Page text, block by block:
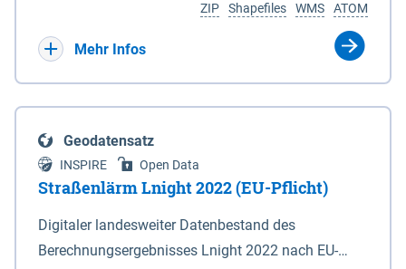
(DTK) im Maßstab 1 : 100 000 (Anlage 2), 2.
verkleinerte Amtliche Karte 1 : 5 000 (AK5) im
projizierte Koordinaten im Europäischen
Terrestrischen Referenzsystem 1989 (ETRS 89) mit
der Universalen Transversalen Mercator-Abbildung
bezogen auf die Zone 32 N (UTM 32N) dargestellt
(Anlage 4); Gleiches gilt für die geografischen
ATOM
WMS
Shapefiles
ZIP
Mehr Infos
Geodatensatz
INSPIRE Open Data
Straßenlärm Lnight 2022 (EU-Pflicht)
Digitaler landesweiter Datenbestand des
Berechnungsergebnisses Lnight 2022 nach EU-